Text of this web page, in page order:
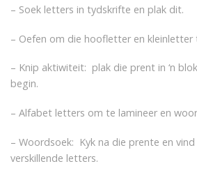
– Soek letters in tydskrifte en plak dit.
– Oefen om die hoofletter en kleinletter
– Knip aktiwiteit: plak die prent in ‘n
begin.
– Alfabet letters om te lamineer en
– Woordsoek: Kyk na die prente en
verskillende letters.